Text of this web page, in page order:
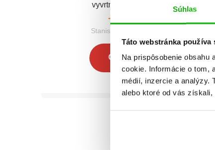
Súhlas
Táto webstránka používa
Na prispôsobenie
cookie. Informácie o tom,
médií, inzercie a analýzy.
alebo ktoré od vás
vyvrtnutým členkom
Stanislav V. Solovinský
Celá séria